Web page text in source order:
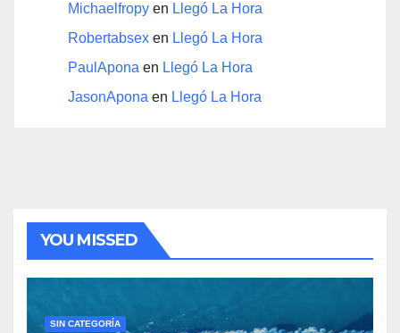
Michaelfropy en Llegó La Hora
Robertabsex en Llegó La Hora
PaulApona en Llegó La Hora
JasonApona en Llegó La Hora
YOU MISSED
SIN CATEGORÍA